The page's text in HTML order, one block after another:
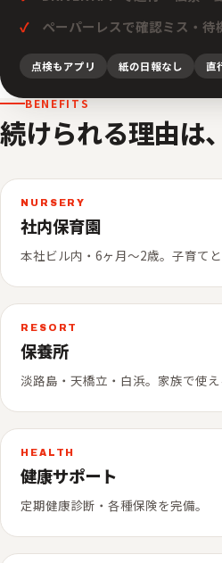
ペーパーレスで確認ミス・待
点検もアプリ 紙の日報なし 直
BENEFITS
続けられる理由は
NURSERY
社内保育園
本社ビル内・6ヶ月〜2歳。子育てと
RESORT
保養所
淡路島・天橋立・白浜。家族で使え
HEALTH
健康サポート
定期健康診断・各種保険を完備。